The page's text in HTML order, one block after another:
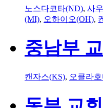
노스다코타(ND), 사
(MI), 오하이오(OH),
중남부
캔자스(KS), 오클라